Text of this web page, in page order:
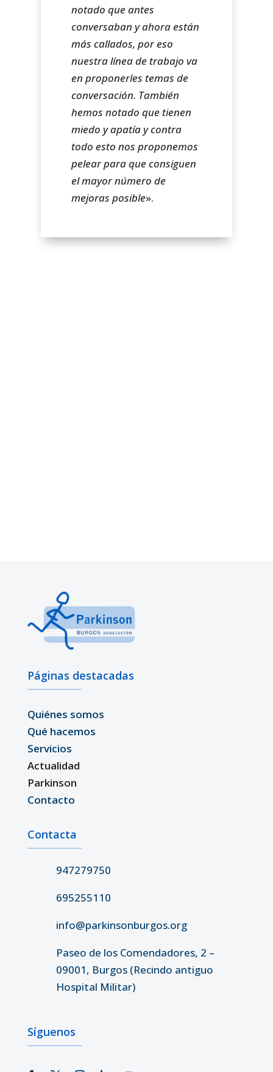
notado que antes
conversaban y ahora están
más callados, por eso
nuestra línea de trabajo va
en proponerles temas de
conversación. También
hemos notado que tienen
miedo y apatía y contra
todo esto nos proponemos
pelear para que consiguen
el mayor número de
mejoras posible».
Páginas destacadas
Quiénes somos
Qué hacemos
Servicios
Actualidad
Parkinson
Contacto
Contacta
947279750
695255110
info@parkinsonburgos.org
Paseo de los Comendadores, 2 –
09001, Burgos (Recindo antiguo
Hospital Militar)
Síguenos